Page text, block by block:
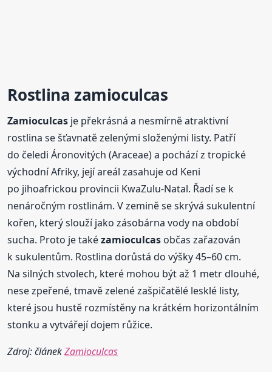
Rostlina zamioculcas
Zamioculcas je překrásná a nesmírně atraktivní
rostlina se šťavnatě zelenými složenými listy. Patří
do čeledi Áronovitých (Araceae) a pochází z tropické
východní Afriky, její areál zasahuje od Keni
po jihoafrickou provincii KwaZulu-Natal. Řadí se k
nenáročným rostlinám. V zemině se skrývá sukulentní
kořen, který slouží jako zásobárna vody na období
sucha. Proto je takézamioculcas občas zařazován
k sukulentům. Rostlina dorůstá do výšky 45–60 cm.
Na silných stvolech, které mohou být až 1 metr dlouhé,
nese zpeřené, tmavě zelené zašpičatělé lesklé listy,
které jsou hustě rozmístěny na krátkém horizontálním
stonku a vytvářejí dojem růžice.
Zdroj: článekZamioculcas